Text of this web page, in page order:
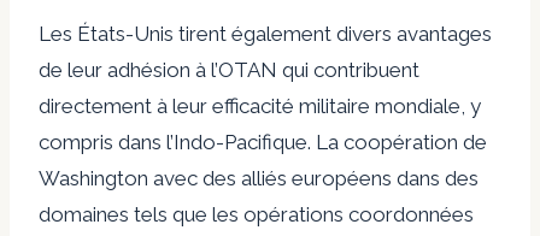
Les États-Unis tirent également divers avantages
de leur adhésion à l’OTAN qui contribuent
directement à leur efficacité militaire mondiale, y
compris dans l’Indo-Pacifique. La coopération de
Washington avec des alliés européens dans des
domaines tels que les opérations coordonnées